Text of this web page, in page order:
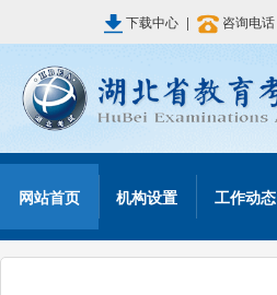
下载中心 | 咨询电话
网站首页 机构设置 工作动态